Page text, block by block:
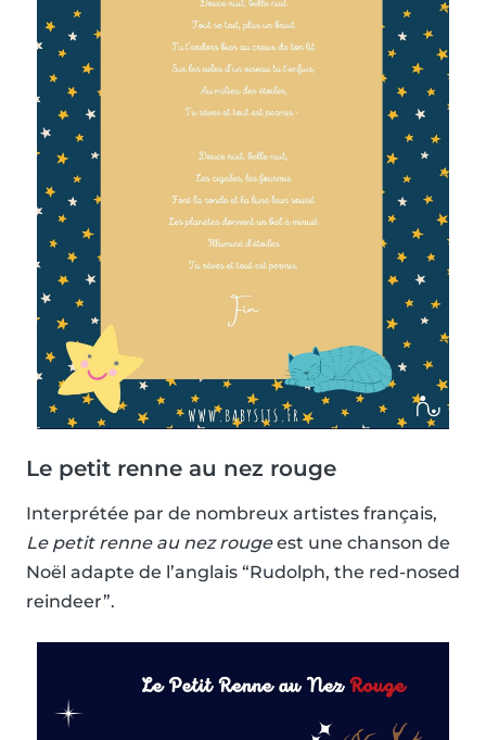
Le petit renne au nez rouge
Interprétée par de nombreux artistes français,
Le petit renne au nez rougeest une chanson de
Noël adapte de l’anglais “Rudolph, the red-nosed
reindeer”.